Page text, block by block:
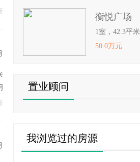
衡悦广场
1室，42.3平米
50.0万元
置业顾问
我浏览过的房源